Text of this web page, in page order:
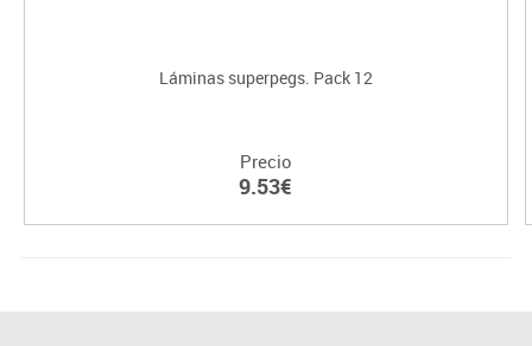
Láminas superpegs. Pack 12
Precio
9.53€